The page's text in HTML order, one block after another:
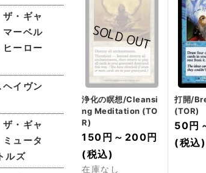
・ギャ
ーベル
ーロー
イヴン
・ギャ
ュータ
ルズ
浄化の瞑想/Cleansi
ng Meditation (TO
R)
150円 ～ 200円
(税込)
在庫なし
打開/
(TOR)
50円
(税込)